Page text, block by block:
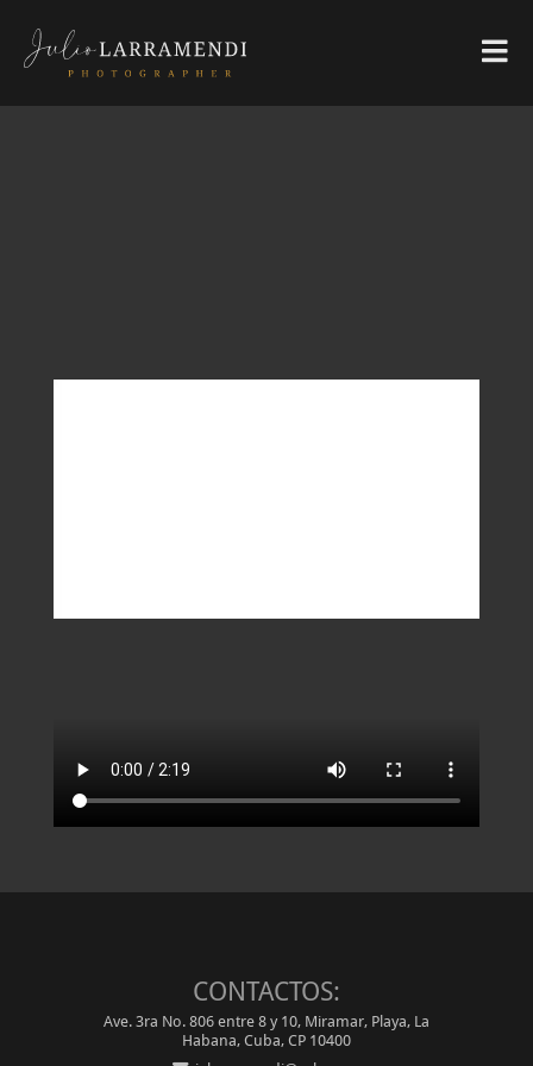
CONTACTOS:
Ave. 3ra No. 806 entre 8 y 10, Miramar, Playa, La
Habana, Cuba, CP 10400